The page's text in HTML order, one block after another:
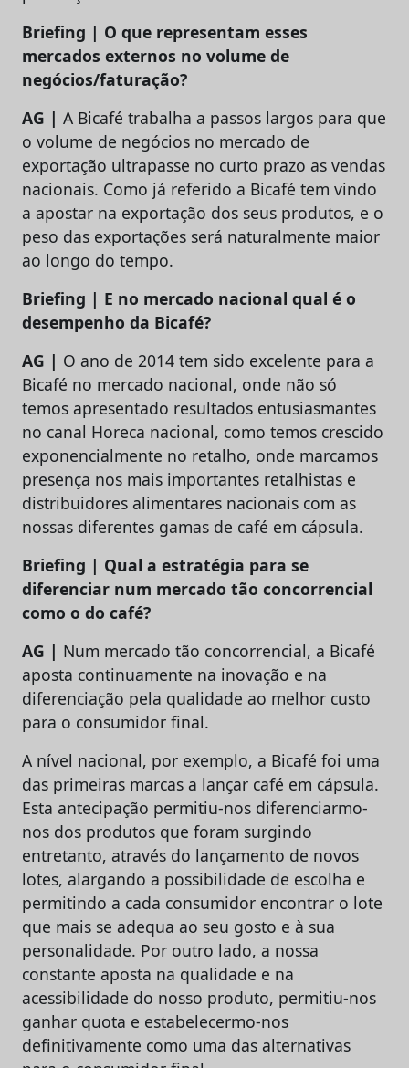
Briefing | O que representam esses
mercados externos no volume de
negócios/faturação?
AG | A Bicafé trabalha a passos largos para que
o volume de negócios no mercado de
exportação ultrapasse no curto prazo as vendas
nacionais. Como já referido a Bicafé tem vindo
a apostar na exportação dos seus produtos, e o
peso das exportações será naturalmente maior
ao longo do tempo.
Briefing | E no mercado nacional qual é o
desempenho da Bicafé?
AG | O ano de 2014 tem sido excelente para a
Bicafé no mercado nacional, onde não só
temos apresentado resultados entusiasmantes
no canal Horeca nacional, como temos crescido
exponencialmente no retalho, onde marcamos
presença nos mais importantes retalhistas e
distribuidores alimentares nacionais com as
nossas diferentes gamas de café em cápsula.
Briefing | Qual a estratégia para se
diferenciar num mercado tão concorrencial
como o do café?
AG | Num mercado tão concorrencial, a Bicafé
aposta continuamente na inovação e na
diferenciação pela qualidade ao melhor custo
para o consumidor final.
A nível nacional, por exemplo, a Bicafé foi uma
das primeiras marcas a lançar café em cápsula.
Esta antecipação permitiu-nos diferenciarmo-
nos dos produtos que foram surgindo
entretanto, através do lançamento de novos
lotes, alargando a possibilidade de escolha e
permitindo a cada consumidor encontrar o lote
que mais se adequa ao seu gosto e à sua
personalidade. Por outro lado, a nossa
constante aposta na qualidade e na
acessibilidade do nosso produto, permitiu-nos
ganhar quota e estabelecermo-nos
definitivamente como uma das alternativas